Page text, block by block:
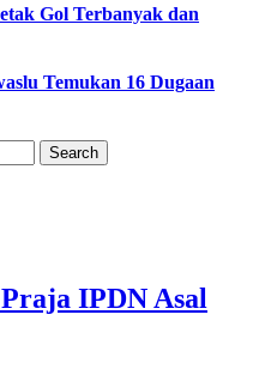
Gol Terbanyak dan
Temukan 16 Dugaan
IPDN Asal